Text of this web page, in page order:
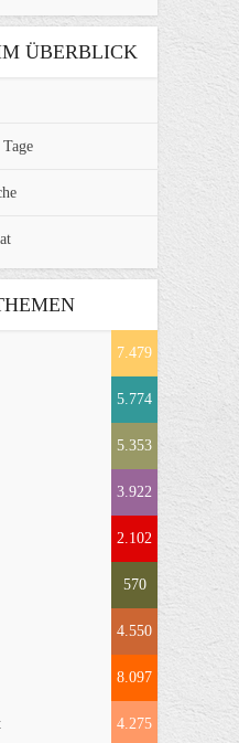
ÜBERBLICK
7.479
5.774
5.353
3.922
2.102
570
4.550
8.097
4.275